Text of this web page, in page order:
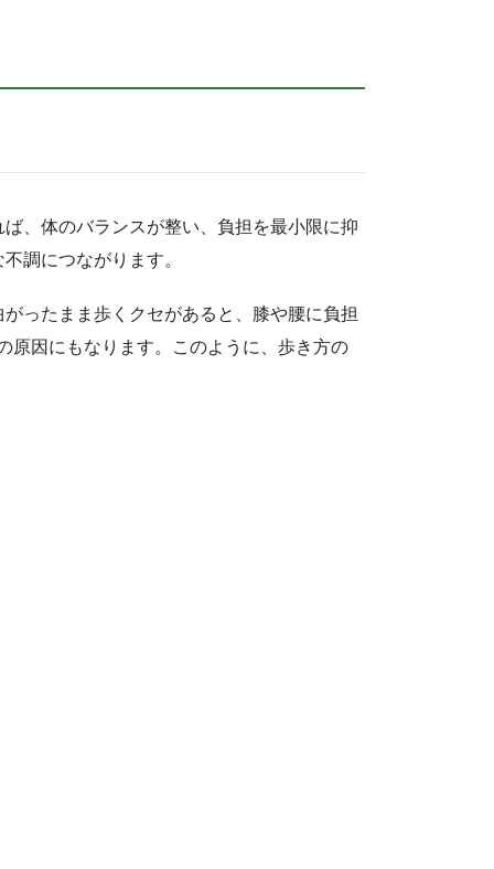
、体のバランスが整い、負担を最小限に抑
調につながります。
ったまま歩くクセがあると、膝や腰に負担
原因にもなります。このように、歩き方の